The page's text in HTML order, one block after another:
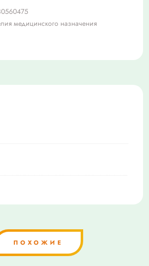
медицинского назначения
ПОХОЖИЕ